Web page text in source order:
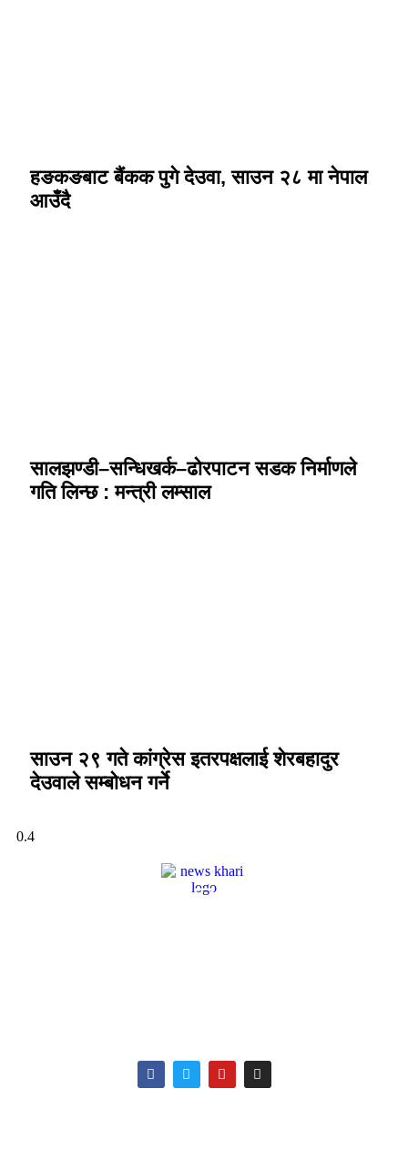
हङकङबाट बैंकक पुगे देउवा, साउन २८ मा नेपाल
आउँदै
सालझण्डी–सन्धिखर्क–ढोरपाटन सडक निर्माणले
गति लिन्छ : मन्त्री लम्साल
साउन २९ गते कांग्रेस इतरपक्षलाई शेरबहादुर
देउवाले सम्बोधन गर्ने